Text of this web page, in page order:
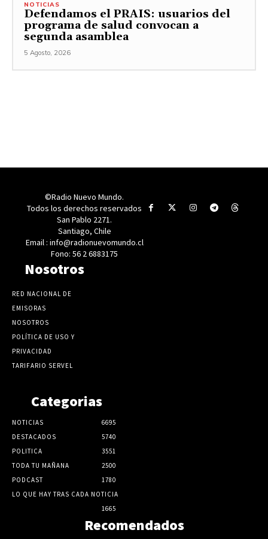
NOTICIAS
Defendamos el PRAIS: usuarios del
programa de salud convocan a
segunda asamblea
5 Agosto, 2026
©Radio Nuevo Mundo.
Todos los derechos reservados
San Pablo 2271.
Santiago, Chile
Email : info@radionuevomundo.cl
Fono: 56 2 6883175
Nosotros
RED NACIONAL DE
EMISORAS
NOSOTROS
POLÍTICA DE USO Y
PRIVACIDAD
TARIFARIO SERVEL
Categorias
NOTICIAS
6695
DESTACADOS
5740
POLITICA
3551
TODA TU MAÑANA
2500
PODCAST
1780
LO QUE HAY TRAS CADA NOTICIA
1665
Recomendados